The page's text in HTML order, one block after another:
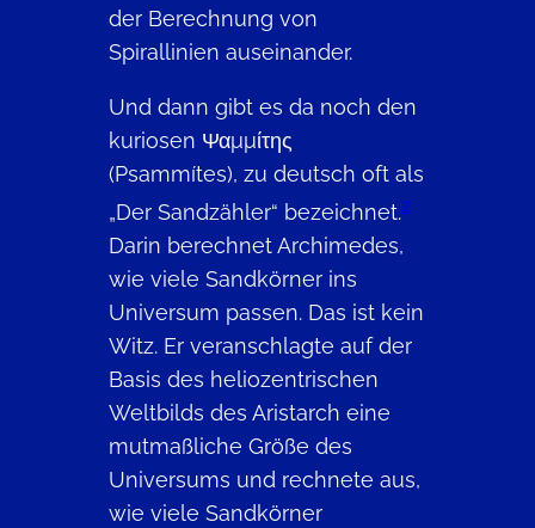
der Berechnung von
Spirallinien auseinander.
Und dann gibt es da noch den
kuriosen Ψαμμίτης
(Psammítes), zu deutsch oft als
„Der Sandzähler“ bezeichnet.2
Darin berechnet Archimedes,
wie viele Sandkörner ins
Universum passen. Das ist kein
Witz. Er veranschlagte auf der
Basis des heliozentrischen
Weltbilds des Aristarch eine
mutmaßliche Größe des
Universums und rechnete aus,
wie viele Sandkörner